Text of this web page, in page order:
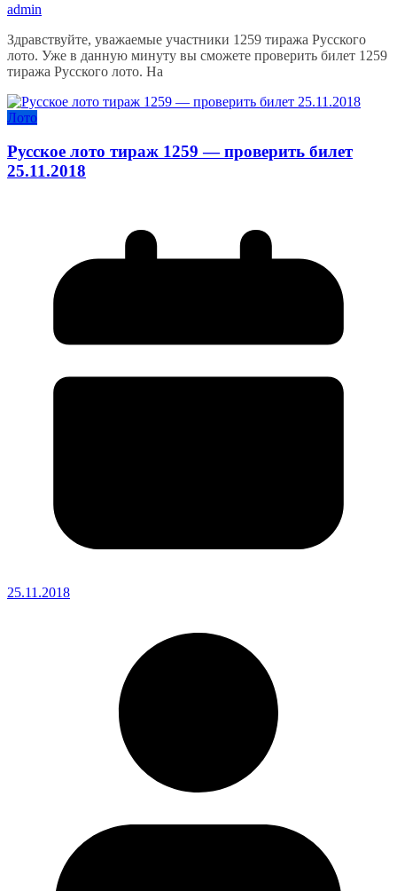
admin
Здравствуйте, уважаемые участники 1259 тиража Русского
лото. Уже в данную минуту вы сможете проверить билет 1259
тиража Русского лото. На
Лото
Русское лото тираж 1259 — проверить билет
25.11.2018
25.11.2018